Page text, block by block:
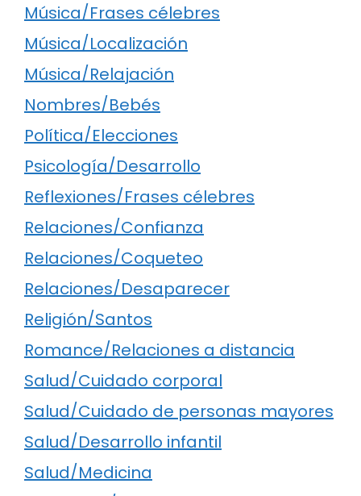
Música/Frases célebres
Música/Localización
Música/Relajación
Nombres/Bebés
Política/Elecciones
Psicología/Desarrollo
Reflexiones/Frases célebres
Relaciones/Confianza
Relaciones/Coqueteo
Relaciones/Desaparecer
Religión/Santos
Romance/Relaciones a distancia
Salud/Cuidado corporal
Salud/Cuidado de personas mayores
Salud/Desarrollo infantil
Salud/Medicina